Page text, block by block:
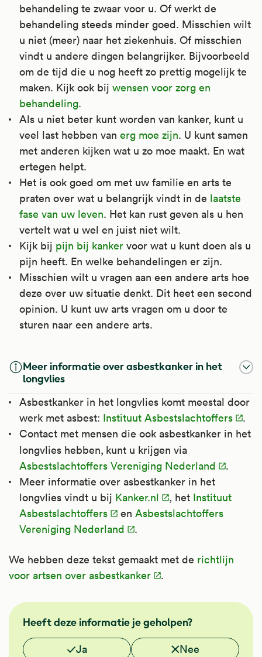
hoofdpijn en menstruatieklachten, zoals veel
bloedverlies bij de menstruatie. Het wordt
soms ook gebruikt bij artrose, spierpijn en
klachten door griep of verkoudheid.
Kijk voor meer informatie op
Apotheek.nl
behandeling te zwaar voor u. Of werkt de
behandeling steeds minder goed. Misschien wilt
u niet (meer) naar het ziekenhuis. Of misschien
vindt u andere dingen belangrijker. Bijvoorbeeld
om de tijd die u nog heeft zo prettig mogelijk te
maken. Kijk ook bij wensen voor zorg en
behandeling.
Als u niet beter kunt worden van kanker, kunt u
veel last hebben van erg moe zijn. U kunt samen
met anderen kijken wat u zo moe maakt. En wat
ertegen helpt.
Het is ook goed om met uw familie en arts te
praten over wat u belangrijk vindt in de laatste
fase van uw leven. Het kan rust geven als u hen
vertelt wat u wel en juist niet wilt.
Kijk bij pijn bij kanker voor wat u kunt doen als u
pijn heeft. En welke behandelingen er zijn.
Misschien wilt u vragen aan een andere arts hoe
deze over uw situatie denkt. Dit heet een second
opinion. U kunt uw arts vragen om u door te
sturen naar een andere arts.
Meer informatie over asbestkanker in het
longvlies
Asbestkanker in het longvlies komt meestal door
werk met asbest: Instituut Asbestslachtoffers
.
Contact met mensen die ook asbestkanker in het
longvlies hebben, kunt u krijgen via
Asbestslachtoffers Vereniging Nederland
.
Meer informatie over asbestkanker in het
longvlies vindt u bij Kanker.nl , het Instituut
Asbestslachtoffers
en Asbestslachtoffers
Vereniging Nederland
.
We hebben deze tekst gemaakt met de richtlijn
voor artsen over asbestkanker
.
FMS
Heeft deze informatie je geholpen?
Vond je deze informatie nuttig?
Ja Nee